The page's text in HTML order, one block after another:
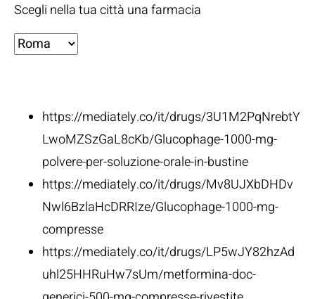
Scegli nella tua città una farmacia
https://mediately.co/it/drugs/3U1M2PqNrebtY
LwoMZSzGaL8cKb/Glucophage-1000-mg-
polvere-per-soluzione-orale-in-bustine
https://mediately.co/it/drugs/Mv8UJXbDHDv
Nwl6BzlaHcDRRIze/Glucophage-1000-mg-
compresse
https://mediately.co/it/drugs/LP5wJY82hzAd
uhl25HHRuHw7sUm/metformina-doc-